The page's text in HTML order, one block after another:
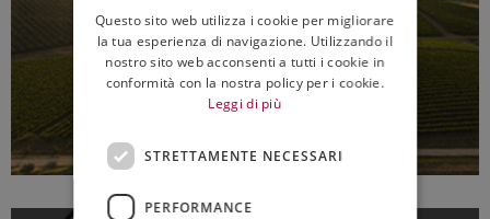
ENGLISH
Questo sito web utilizza i cookie per migliorare
la tua esperienza di navigazione. Utilizzando il
nostro sito web acconsenti a tutti i cookie in
conformità con la nostra policy per i cookie.
Leggi di più
STRETTAMENTE NECESSARI
PERFORMANCE